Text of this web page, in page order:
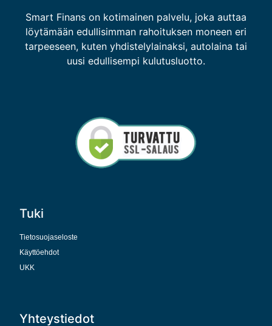
Smart Finans on kotimainen palvelu, joka auttaa
löytämään edullisimman rahoituksen moneen eri
tarpeeseen, kuten yhdistelylainaksi, autolaina tai
uusi edullisempi kulutusluotto.
Tuki
Tietosuojaseloste
Käyttöehdot
UKK
Yhteystiedot